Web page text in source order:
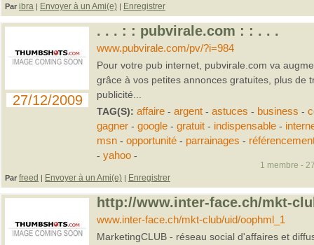
Par ibra | Envoyer à un Ami(e) | Enregistrer
27/12/2009
. . . : : pubvirale.com : : . . .
www.pubvirale.com/pv/?i=984
Pour votre pub internet, pubvirale.com va
grâce à vos petites annonces gratuites, plus de
publicité...
TAG(S): affaire- argent- astuces - business -
gagner- google- gratuit- indispensable-
msn - opportunité- parrainages -
- yahoo-
Par freed | Envoyer à un Ami(e) | Enregistrer
1 membre -
http://www.inter-face.ch/mkt-
www.inter-face.ch/mkt-club/uid/oophml_1
MarketingCLUB - réseau social d'affaires et